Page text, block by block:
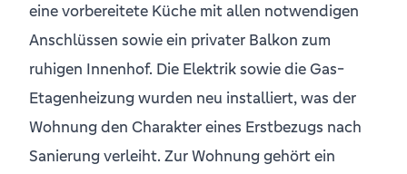
eine vorbereitete Küche mit allen notwendigen
Anschlüssen sowie ein privater Balkon zum
ruhigen Innenhof. Die Elektrik sowie die Gas-
Etagenheizung wurden neu installiert, was der
Wohnung den Charakter eines Erstbezugs nach
Sanierung verleiht. Zur Wohnung gehört ein